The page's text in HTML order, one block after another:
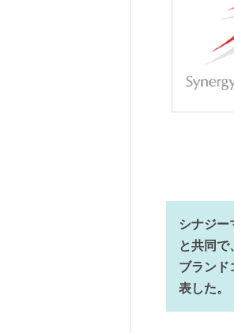
シナジ
と共同で
ブランド
表した。